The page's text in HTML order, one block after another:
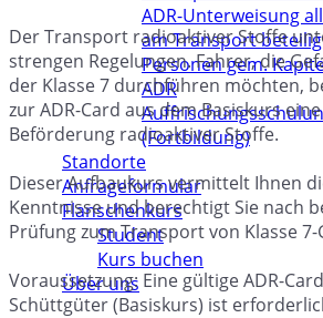
ADR-Unterweisung
am Transport
Personen gem.
ADR
(Fortbildung)
Standorte
Anfrageformular
Flanschenkurs
Student
Kurs buchen
Über uns
Der Transport radioaktiver Stoffe
strengen Regelungen. Fahrer, die
der Klasse 7 durchführen möchten,
zur ADR-Card aus dem Basiskurs
Beförderung radioaktiver Stoffe.
Dieser Aufbaukurs vermittelt Ihnen
Kenntnisse und berechtigt Sie nach
Prüfung zum Transport von Klasse
Voraussetzung: Eine gültige ADR-
Schüttgüter (Basiskurs) ist